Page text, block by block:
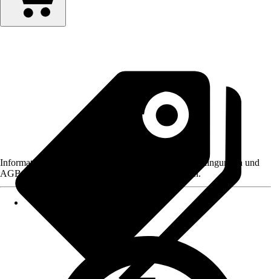
Informationen des Verkäufers, wie z. B. Rückgabebedingungen und
AGB, finden Sie bei Klick auf den Verkäufernamen.